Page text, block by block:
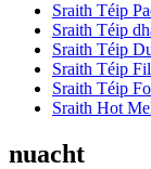
Sraith Téip
Sraith Téip
Sraith Téip
Sraith Téip
Sraith Téip
Sraith Hot
nuacht